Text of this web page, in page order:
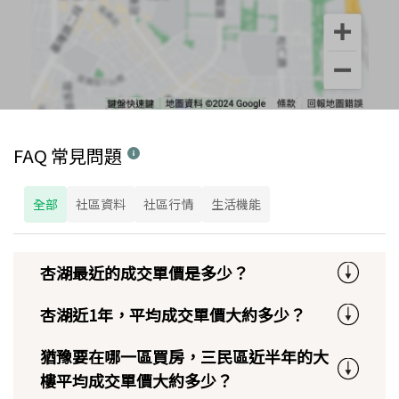
FAQ 常見問題
全部 社區資料 社區行情 生活機能
杏湖最近的成交單價是多少？
杏湖近1年，平均成交單價大約多少？
猶豫要在哪一區買房，三民區近半年的大
樓平均成交單價大約多少？